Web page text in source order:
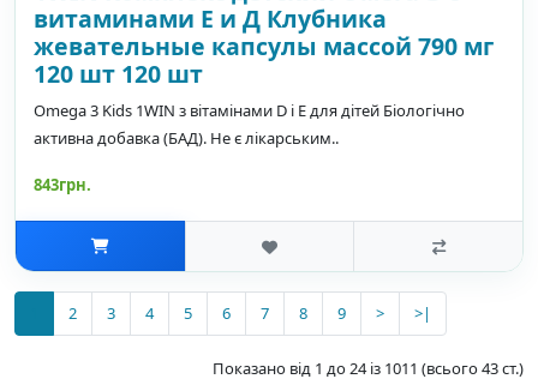
витаминами Е и Д Клубника
жевательные капсулы массой 790 мг
120 шт 120 шт
Omega 3 Kids 1WIN з вітамінами D і E для дітей Біологічно
активна добавка (БАД). Не є лікарським..
843грн.
2 3 4 5 6 7 8 9 > >|
Показано від 1 до 24 із 1011 (всього 43 ст.)